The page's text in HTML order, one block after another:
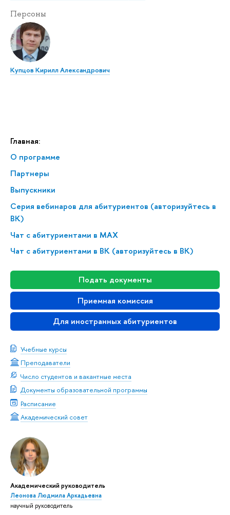
Главная:
О программе
Партнеры
Выпускники
Серия вебинаров для абитуриентов (авторизуйтесь в
ВК)
Чат с абитуриентами в MAX
Чат с абитуриентами в ВК (авторизуйтесь в ВК)
Подать документы
Приемная комиссия
Для иностранных абитуриентов
Учебные курсы
Преподаватели
Число студентов и вакантные места
Документы образовательной программы
Расписание
Академический совет
Академический руководитель
Леонова Людмила Аркадьевна
научный руководитель
Персоны
Купцов Кирилл Александрович